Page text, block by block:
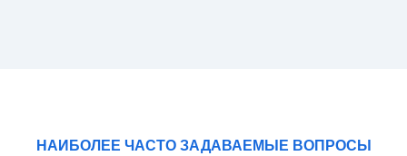
НАИБОЛЕЕ ЧАСТО ЗАДАВАЕМЫЕ ВОПРОСЫ